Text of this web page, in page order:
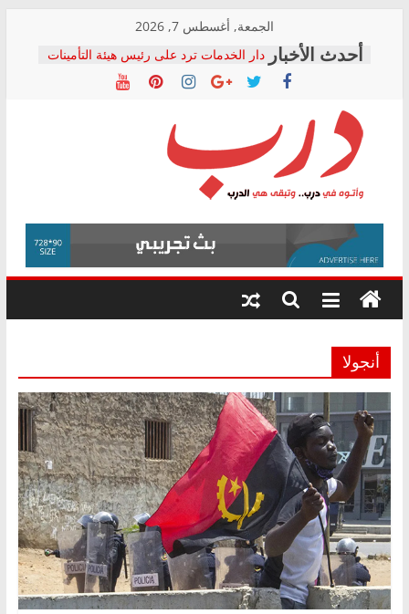
content
الجمعة, أغسطس 7, 2026
دار الخدمات ترد على رئيس هيئة التأمينات
بعد مؤتمره الصحفي: إنكار الأزمة لا ينهي
معاناة أصحاب المعاشات.. ونطالب بكشف
فرحات سليمان يكتب: القطاع الصحي إلى
أين؟
حزب التحالف الشعبي يطلق لجنة “الحق
في الصحة” بالإسكندرية لرصد الانتهاكات
ودعم المرضى
الوزاري لمدينة الصحفيين.. وانتهاء أعمال
إنشاء المبنى الإداري
المجلس القومي لحقوق الإنسان يعلن
متابعة قضية الدكتور محمد زهران.. ويؤكد:
قرينة البراءة وضمانات المحاكمة العادلة
درب
وأتوه
درب..
وتبقى
هي
أنجولا